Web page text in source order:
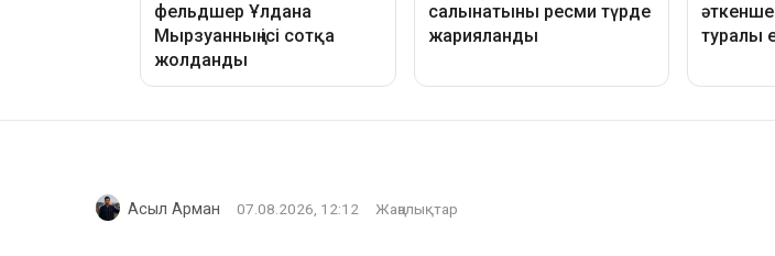
Асыл Арман 07.08.2026, 12:12 Жаңалықтар